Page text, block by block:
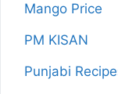
Mango Price
PM KISAN
Punjabi